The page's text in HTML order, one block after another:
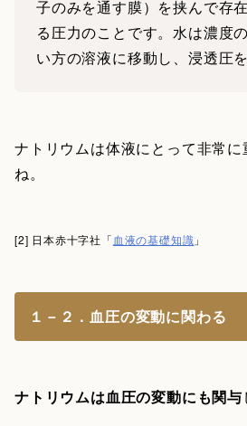
子のみを通す膜）を挟んで存
る圧力のことです。水は濃度
い方の溶液に移動し、浸透圧を
ナトリウムは体液にとって非常
ね。
[2] 日本赤十字社「血液の基礎知識 」
１－２．血圧の変動に関わる
ナトリウムは血圧の変動にも関与